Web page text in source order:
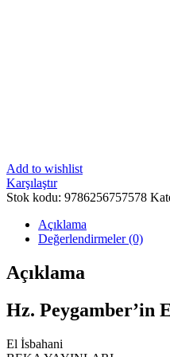
Add to wishlist
Karşılaştır
Stok kodu: 9786256757578
Açıklama
Değerlendirmeler (0)
Açıklama
Hz. Peygamber’in
El İsbahani